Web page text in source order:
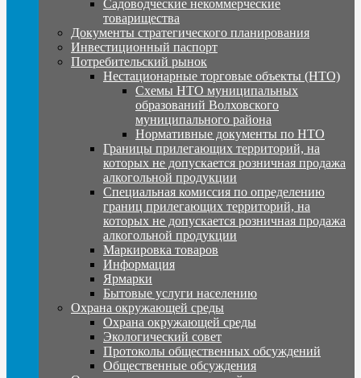
Садоводческие некоммерческие
товарищества
Документы стратегического планирования
Инвестиционный паспорт
Потребительский рынок
Нестационарные торговые объекты (НТО)
Схемы НТО муниципальных
образований Волховского
муниципального района
Нормативные документы по НТО
Границы прилегающих территорий, на
которых не допускается розничная продажа
алкогольной продукции
Специальная комиссия по определению
границ прилегающих территорий, на
которых не допускается розничная продажа
алкогольной продукции
Маркировка товаров
Информация
Ярмарки
Бытовые услуги населению
Охрана окружающей среды
Охрана окружающей среды
Экологический совет
Протоколы общественных обсуждений
Общественные обсуждения